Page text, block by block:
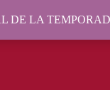
DE LA